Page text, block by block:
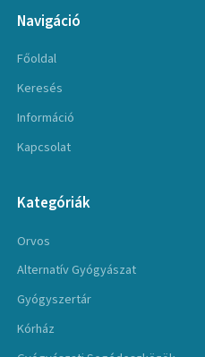
Navigáció
Főoldal
Keresés
Információ
Kapcsolat
Kategóriák
Orvos
Alternatív Gyógyászat
Gyógyszertár
Kórház